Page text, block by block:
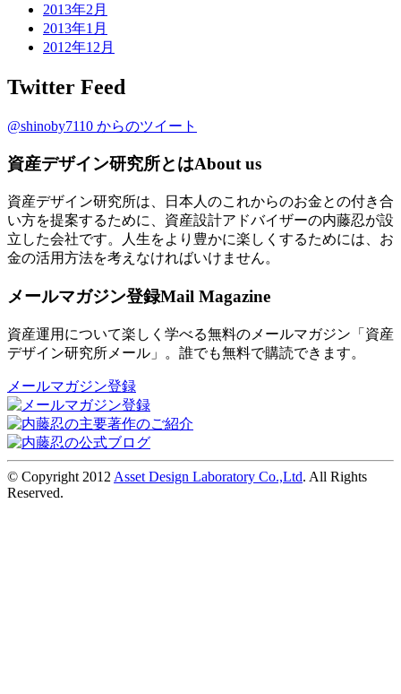
2013年2月
2013年1月
2012年12月
Twitter Feed
@shinoby7110 からのツイート
資産デザイン研究所とはAbout us
資産デザイン研究所は、日本人のこれからのお金との付き合
い方を提案するために、資産設計アドバイザーの内藤忍が設
立した会社です。人生をより豊かに楽しくするためには、お
金の活用方法を考えなければいけません。
メールマガジン登録Mail Magazine
資産運用について楽しく学べる無料のメールマガジン「資産
デザイン研究所メール」。誰でも無料で購読できます。
メールマガジン登録
© Copyright 2012 Asset Design Laboratory Co.,Ltd. All Rights
Reserved.